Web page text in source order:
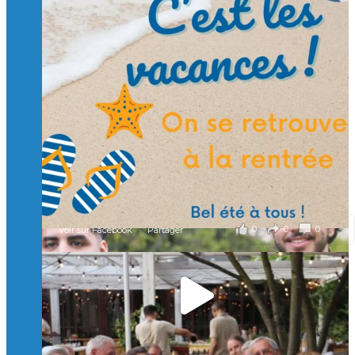
Charger plus Suivre sur Instagram
🙏 Soutenez l’Isep via la taxe d’apprentissage 2026
et contribuons ensemble à former les générations
d’ingénieurs de demain. 🙏
Merci à tous !
🎯 Taxe d’apprentissage 2026 : avec l'Isep, investissez pour
un numérique au service de l'humain !
À l’Isep, nous formons des ingénieurs, des bachelors, des
Mastères Spécialisés, qui allient excellence technologique et
valeurs humaines, au cœur de notre pro
...Voir plus
il y a 2 mois
0 0 0
Voir sur Facebook · Partager
🚀Afterwork à Genève 🚀
🥳 Le 22 avril dernier, 14 Alumni vivant / travaillant
en Suisse ont partagé un moment convivial de
retrouvailles et d'échanges !